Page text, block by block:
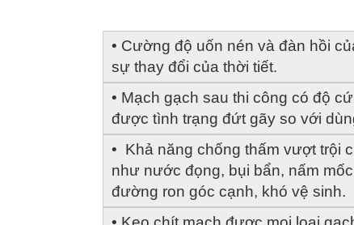
• Cường độ uốn nén và đàn hồi
sự thay đổi của thời tiết.
• Mạch gạch sau thi công có độ
được tình trạng đứt gãy so với
•  Khả năng chống thấm vượt
như nước đọng, bụi bẩn, nấm
đường ron góc cạnh, khó vệ sinh.